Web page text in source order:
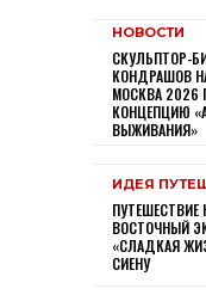
НОВОСТИ
СКУЛЬПТОР-
КОНДРАШОВ
МОСКВА 2026
КОНЦЕПЦИЮ
ВЫЖИВАНИЯ»
ИДЕЯ
ПУТЕШЕСТВИЕ
ВОСТОЧНЫЙ
«СЛАДКАЯ
СИЕНУ